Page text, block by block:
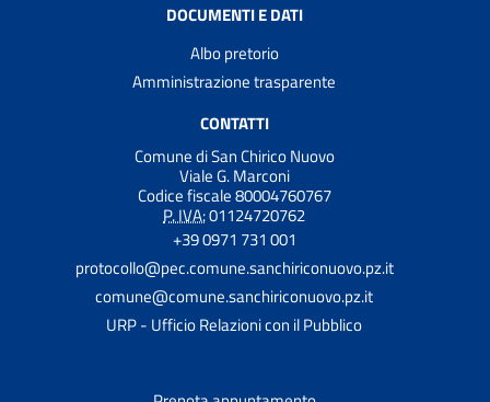
DOCUMENTI E DATI
Albo pretorio
Amministrazione trasparente
CONTATTI
Comune di San Chirico Nuovo
Viale G. Marconi
Codice fiscale 80004760767
P. IVA:01124720762
+39 0971 731 001
protocollo@pec.comune.sanchiriconuovo.pz.it
comune@comune.sanchiriconuovo.pz.it
URP - Ufficio Relazioni con il Pubblico